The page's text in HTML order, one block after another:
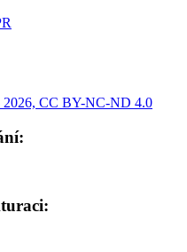
2026, CC BY-NC-ND 4.0